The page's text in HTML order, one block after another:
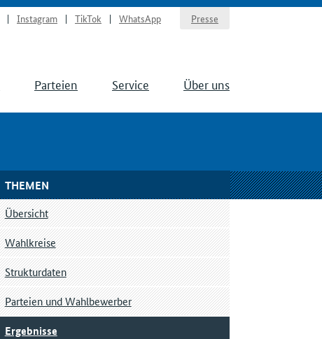
Instagram TikTok WhatsApp Presse
Parteien Service Über uns
THEMEN
Übersicht
Wahlkreise
Strukturdaten
Parteien und Wahlbewerber
Ergebnisse